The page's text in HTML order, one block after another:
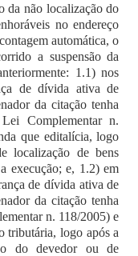
da não localização do
no endereço
automática, o
a suspensão da
1.1) nos
de dívida ativa de
da citação tenha
Complementar n.
que editalícia, logo
localização de bens
execução; e, 1.2) em
de dívida ativa de
da citação tenha
n. 118/2005) e
tributária, logo após a
do devedor ou de